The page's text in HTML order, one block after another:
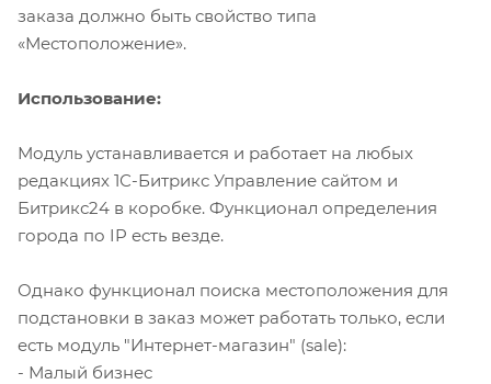
заказа должно быть свойство типа
«Местоположение».
Использование:
Модуль устанавливается и работает на любых
редакциях 1С-Битрикс Управление сайтом и
Битрикс24 в коробке. Функционал определения
города по IP есть везде.
Однако функционал поиска местоположения для
подстановки в заказ может работать только, если
есть модуль "Интернет-магазин" (sale):
- Малый бизнес